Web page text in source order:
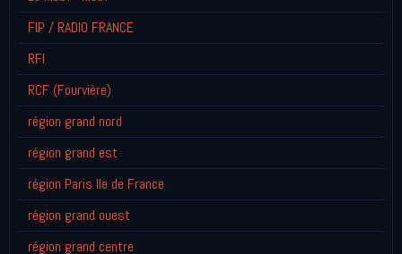
FIP / RADIO FRANCE
RFI
RCF (Fourvière)
région grand nord
région grand est
région Paris Ile de France
région grand ouest
région grand centre